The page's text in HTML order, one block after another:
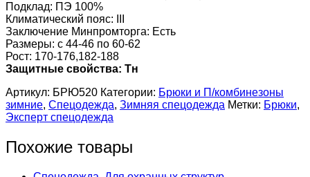
Подклад: ПЭ 100%
Климатический пояс: III
Заключение Минпромторга: Есть
Размеры: с 44-46 по 60-62
Рост: 170-176,182-188
Защитные свойства: Тн
Артикул: БРЮ520 Категории: Брюки и П/комбинезоны
зимние, Спецодежда, Зимняя спецодежда Метки: Брюки,
Эксперт спецодежда
Похожие товары